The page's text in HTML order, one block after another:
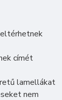
címét
lamellákat
nem